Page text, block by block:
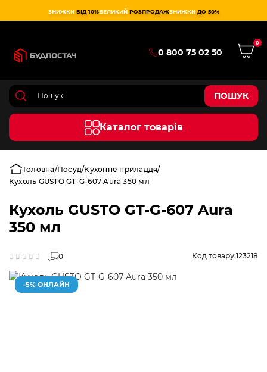
ЗНИЖКИ ВІД 10%ВЕЛИКИЙ РОЗПРОДАЖЗНИЖКИ ДО 50%
0 800 75 02 50
0
ПОШУК
Каталог товарів
Головна Посуд Кухонне приладдя
Кухоль GUSTO GT-G-607 Aura 350 мл
Кухоль GUSTO GT-G-607 Aura
350 мл
0 Код товару:123218
-5% ОНЛАЙН